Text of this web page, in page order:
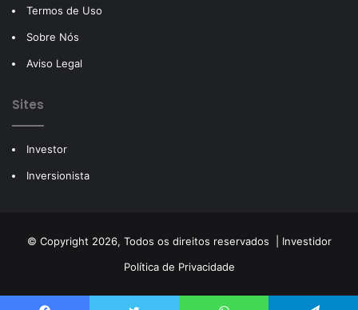
Termos de Uso
Sobre Nós
Aviso Legal
Sites
Investor
Inversionista
© Copyright 2026, Todos os direitos reservados | Investidor
Política de Privacidade